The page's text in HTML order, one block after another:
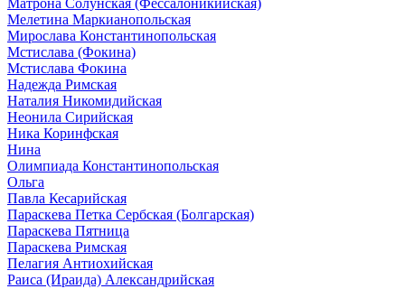
Мелетина Маркианопольская
Мирослава Константинопольская
Мстислава (Фокина)
Мстислава Фокина
Надежда Римская
Наталия Никомидийская
Неонила Сирийская
Ника Коринфская
Нина
Олимпиада Константинопольская
Ольга
Павла Кесарийская
Параскева Петка Сербская (Болгарская)
Параскева Пятница
Параскева Римская
Пелагия Антиохийская
Раиса (Ираида) Александрийская